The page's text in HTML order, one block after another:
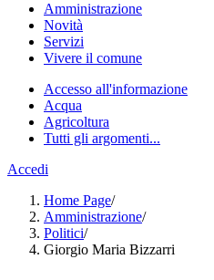
Amministrazione
Novità
Servizi
Vivere il comune
Accesso all'informazione
Acqua
Agricoltura
Tutti gli argomenti...
Accedi
Home Page/
Amministrazione/
Politici/
Giorgio Maria Bizzarri